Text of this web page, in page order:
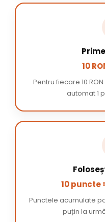
10
Pentru fiecare 10
automat 1
10 puncte
Punctele acumulate
puțin la